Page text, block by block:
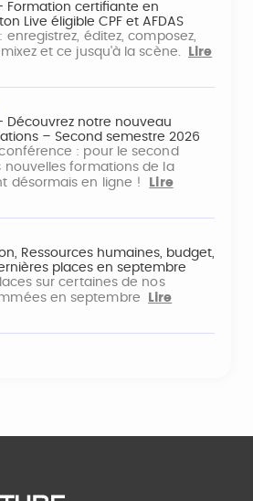
Formation certifiante en
Live éligible CPF et AFDAS
enregistrez, éditez, composez,
et ce jusqu'à la scène.
Lire
Découvrez notre nouveau
– Second semestre 2026
: pour le second
nouvelles formations de la
désormais en ligne !
Lire
Ressources humaines, budget,
places en septembre
sur certaines de nos
en septembre
Lire